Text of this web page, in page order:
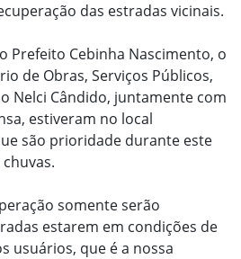
das estradas vicinais.
Prefeito Cebinha Nascimento, o
de Obras, Serviços Públicos,
Nelci Cândido, juntamente com
estiveram no local
são prioridade durante este
somente serão
estarem em condições de
usuários, que é a nossa